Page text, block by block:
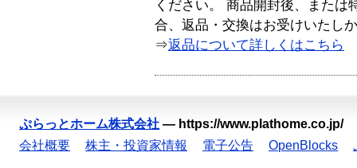
ください。 商品開封後、または
合、返品・交換はお受けいたし
⇒返品について詳しくはこちら
ぷらっとホーム株式会社 — https://www.plathome.co.jp/
会社概要
株主・投資家情報 電子公告 OpenBlocks